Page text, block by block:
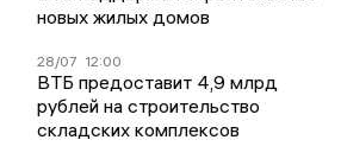
новых жилых домов
28/07 12:00
ВТБ предоставит 4,9 млрд
рублей на строительство
складских комплексов